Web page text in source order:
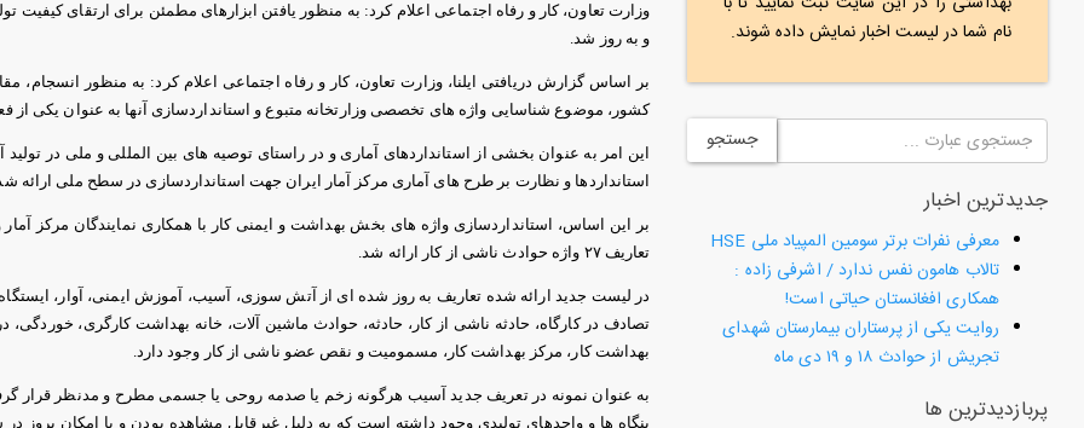
نام شما در لیست اخبار نمایش داده شوند.
جستجو
جدیدترین اخبار
معرفی نفرات برتر سومین المپیاد ملی HSE
تالاب هامون نفس ندارد / اشرفی زاده :
همکاری افغانستان حیاتی است!
روایت یکی از پرستاران بیمارستان شهدای
تجریش از حوادث ۱۸ و ۱۹ دی ماه
پربازدیدترین ها
و به روز شد.
بر اساس گزارش دریافتی ایلنا، وزارت تعاون، کار و رفاه اجتماعی اعلام کرد: به منظور انسجام،
كشور، موضوع شناسایی واژه های تخصصی وزارتخانه متبوع و استانداردسازی آنها به عنوان یكی از
این امر به عنوان بخشی از استانداردهای آماری و در راستای توصیه های بین المللی و ملی در
استانداردها و نظارت بر طرح های آماری مركز آمار ایران جهت استانداردسازی در سطح ملی ارائه
بر این اساس، استانداردسازی واژه های بخش بهداشت و ایمنی كار با همكاری نمایندگان مركز
تعاریف ۲۷ واژه حوادث ناشی از کار ارائه شد.
در لیست جدید ارائه شده تعاریف به روز شده ای از آتش سوزی، آسیب، آموزش ایمنی، آوار، ایستگاه
تصادف در كارگاه، حادثه ناشی از كار، حادثه، حوادث ماشین آلات، خانه بهداشت كارگری،
بهداشت كار، مركز بهداشت كار، مسمومیت و نقص عضو ناشی از كار وجود دارد.
به عنوان نمونه در تعریف جدید آسیب هرگونه زخم یا صدمه روحی یا جسمی مطرح و مدنظر قرار
بنگاه ها و واحدهای تولیدی وجود داشته است که به دلیل غیرقابل مشاهده بودن و یا امکان بروز